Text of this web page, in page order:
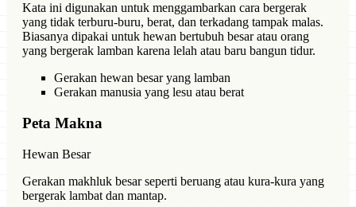
Kata ini digunakan untuk menggambarkan cara bergerak
yang tidak terburu-buru, berat, dan terkadang tampak malas.
Biasanya dipakai untuk hewan bertubuh besar atau orang
yang bergerak lamban karena lelah atau baru bangun tidur.
Gerakan hewan besar yang lamban
Gerakan manusia yang lesu atau berat
Peta Makna
Hewan Besar
Gerakan makhluk besar seperti beruang atau kura-kura yang
bergerak lambat dan mantap.